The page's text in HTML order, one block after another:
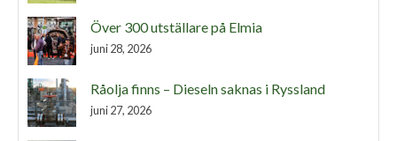
Över 300 utställare på Elmia
juni 28, 2026
Råolja finns – Dieseln saknas i Ryssland
juni 27, 2026